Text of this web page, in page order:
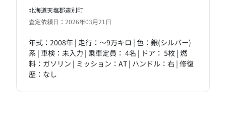
北海道天塩郡遠別町
査定依頼日：2026年03月21日
年式：2008年 | 走行：～9万キロ | 色：銀(シルバー)
系 | 車検：未入力 | 乗車定員： 4名 | ドア： 5枚 | 燃
料：ガソリン | ミッション：AT | ハンドル：右 | 修復
歴：なし